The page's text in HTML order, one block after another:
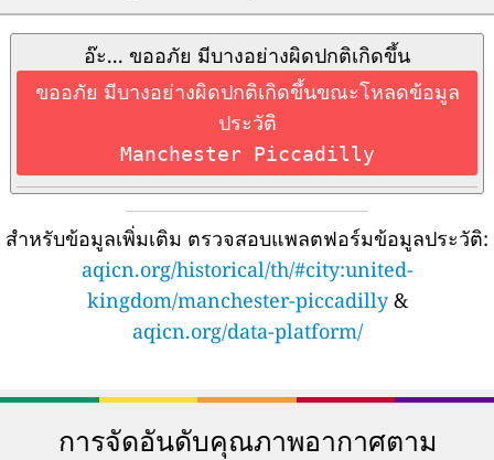
อ๊ะ... ขออภัย มีบางอย่างผิดปกติเกิดขึ้น
ขออภัย มีบางอย่างผิดปกติเกิดขึ้นขณะโหลดข้อมูล
ประวัติ
Manchester Piccadilly
สำหรับข้อมูลเพิ่มเติม ตรวจสอบแพลตฟอร์มข้อมูลประวัติ:
aqicn.org/historical/th/#city:united-
kingdom/manchester-piccadilly&
aqicn.org/data-platform/
การจัดอันดับคุณภาพอากาศตาม